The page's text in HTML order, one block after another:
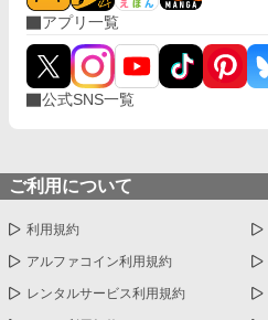
アプリ一覧
公式SNS一覧
ご利用について
利用規約
アルファコイン利用規約
レンタルサービス利用規約